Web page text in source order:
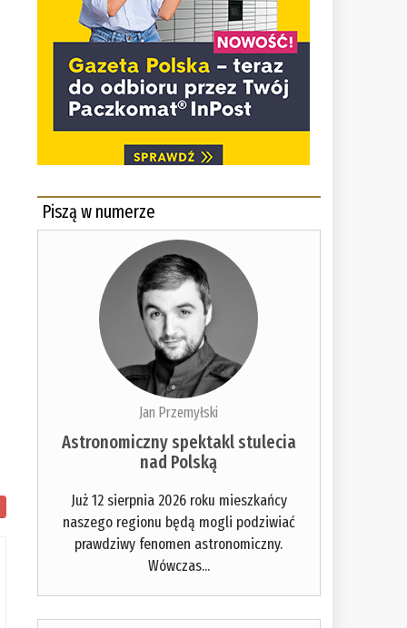
Piszą w numerze
Jan Przemyłski
Astronomiczny spektakl stulecia
nad Polską
Już 12 sierpnia 2026 roku mieszkańcy
naszego regionu będą mogli podziwiać
prawdziwy fenomen astronomiczny.
Wówczas...